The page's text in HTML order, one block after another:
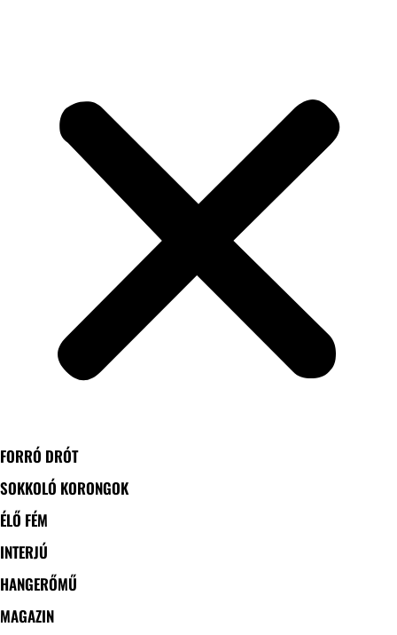
FORRÓ DRÓT
SOKKOLÓ KORONGOK
ÉLŐ FÉM
INTERJÚ
HANGERŐMŰ
MAGAZIN